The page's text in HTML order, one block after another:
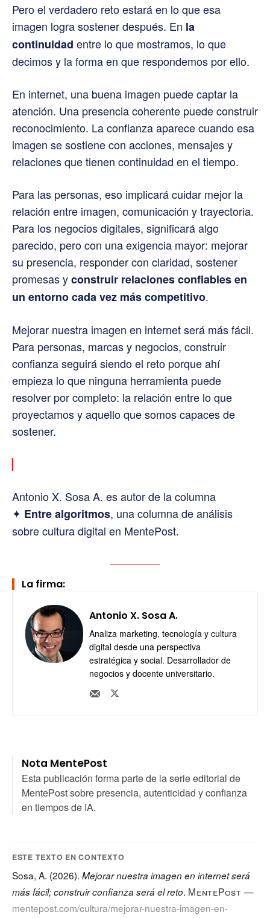
Pero el verdadero reto estará en lo que esa
imagen logra sostener después. En la
continuidad entre lo que mostramos, lo que
decimos y la forma en que respondemos por ello.
En internet, una buena imagen puede captar la
atención. Una presencia coherente puede construir
reconocimiento. La confianza aparece cuando esa
imagen se sostiene con acciones, mensajes y
relaciones que tienen continuidad en el tiempo.
Para las personas, eso implicará cuidar mejor la
relación entre imagen, comunicación y trayectoria.
Para los negocios digitales, significará algo
parecido, pero con una exigencia mayor: mejorar
su presencia, responder con claridad, sostener
promesas yconstruir relaciones confiables en
un entorno cada vez más competitivo.
Mejorar nuestra imagen en internet será más fácil.
Para personas, marcas y negocios, construir
confianza seguirá siendo el reto porque ahí
empieza lo que ninguna herramienta puede
resolver por completo: la relación entre lo que
proyectamos y aquello que somos capaces de
sostener.
▏
Antonio X. Sosa A. es autor de la columna
✦ Entre algoritmos, una columna de análisis
sobre cultura digital en MentePost.
La firma:
Antonio X. Sosa A.
Analiza marketing, tecnología y cultura
digital desde una perspectiva
estratégica y social. Desarrollador de
negocios y docente universitario.
Nota MentePost
Esta publicación forma parte de la serie editorial de
MentePost sobre presencia, autenticidad y confianza
en tiempos de IA.
ESTE TEXTO EN CONTEXTO
Sosa, A. (2026). Mejorar nuestra imagen en internet será
más fácil; construir confianza será el reto. MentePost —
mentepost.com/cultura/mejorar-nuestra-imagen-en-